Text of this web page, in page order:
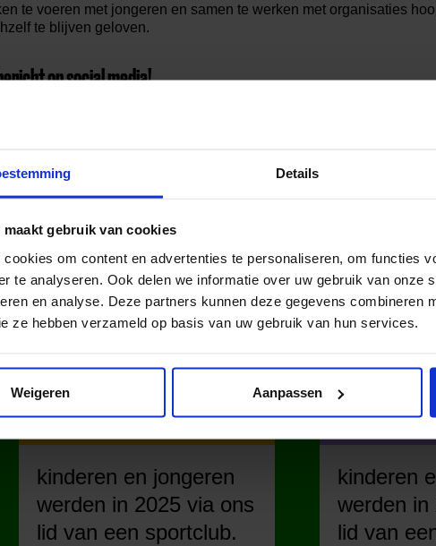
Details
maakt gebruik van cookies
cookies om content en advertenties te personaliseren, om functies
te analyseren. Ook delen we informatie over uw gebruik van onze
en analyse. Deze partners kunnen deze gegevens combineren
ze hebben verzameld op basis van uw gebruik van hun services.
Weigeren Aanpassen
te voeren met jongeren en samen te werken met organisaties
te blijven geloven.
op social media!
DAT IN
kinderen en jongeren
werden in 2025 via ons
lid van een sportclub.
kinderen
werden in
lid van